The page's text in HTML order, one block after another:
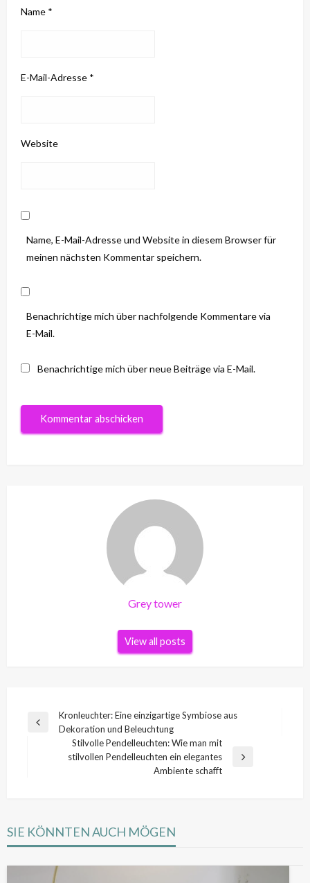
Name *
E-Mail-Adresse *
Website
Name, E-Mail-Adresse und Website in diesem Browser für
meinen nächsten Kommentar speichern.
Benachrichtige mich über nachfolgende Kommentare via
E-Mail.
Benachrichtige mich über neue Beiträge via E-Mail.
Grey tower
View all posts
Beitragsnavigation
Previous
Kronleuchter: Eine einzigartige Symbiose aus
Dekoration und Beleuchtung
Stilvolle Pendelleuchten: Wie man mit
stilvollen Pendelleuchten ein elegantes
Ambiente schafft
SIE KÖNNTEN AUCH MÖGEN